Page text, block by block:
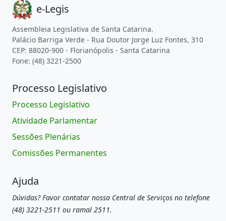
e-Legis
Assembleia Legislativa de Santa Catarina.
Palácio Barriga Verde - Rua Doutor Jorge Luz Fontes, 310
CEP: 88020-900 - Florianópolis - Santa Catarina
Fone: (48) 3221-2500
Processo Legislativo
Processo Legislativo
Atividade Parlamentar
Sessões Plenárias
Comissões Permanentes
Ajuda
Dúvidas? Favor contatar nossa Central de Serviços no telefone
(48) 3221-2511 ou ramal 2511.